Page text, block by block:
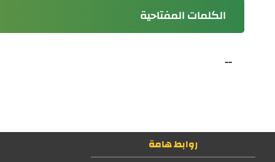
الكلمات المفتاحية
--
روابط هامة